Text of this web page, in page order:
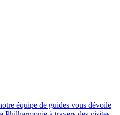
équipe de guides vous dévoile